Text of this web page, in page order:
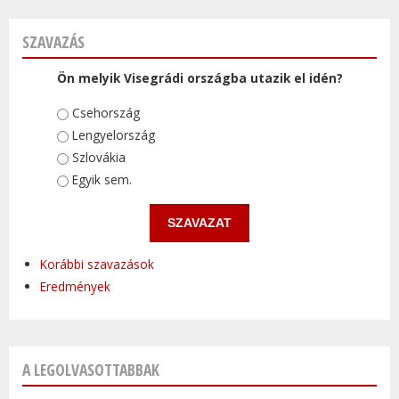
SZAVAZÁS
Ön melyik Visegrádi országba utazik el idén?
Választások
Csehország
Lengyelország
Szlovákia
Egyik sem.
Korábbi szavazások
Eredmények
A LEGOLVASOTTABBAK